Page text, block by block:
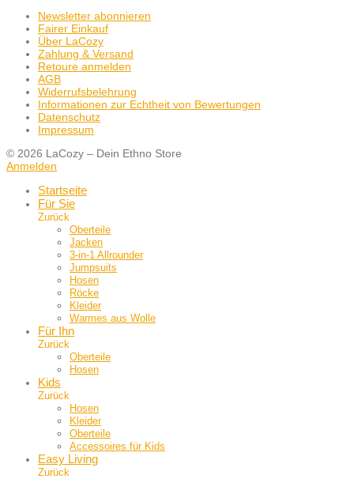
Newsletter abonnieren
Fairer Einkauf
Über LaCozy
Zahlung & Versand
Retoure anmelden
AGB
Widerrufsbelehrung
Informationen zur Echtheit von Bewertungen
Datenschutz
Impressum
© 2026 LaCozy – Dein Ethno Store
Anmelden
Startseite
Für Sie
Zurück
Oberteile
Jacken
3-in-1 Allrounder
Jumpsuits
Hosen
Röcke
Kleider
Warmes aus Wolle
Für Ihn
Zurück
Oberteile
Hosen
Kids
Zurück
Hosen
Kleider
Oberteile
Accessoires für Kids
Easy Living
Zurück